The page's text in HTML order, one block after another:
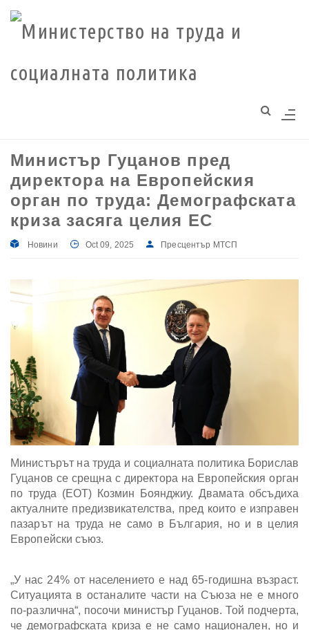
внимание:
достъпност.
Министър Гуцанов пред
директора на Европейския
орган по труда: Демографската
криза засяга целия ЕС
Новини Oct 09, 2025 Пресцентър МТСП
Министърът на труда и социалната политика Борислав
Гуцанов се срещна с директора на Европейския орган
по труда (ЕОТ) Козмин Боянджиу. Двамата обсъдиха
актуалните предизвикателства, пред които е изправен
пазарът на труда не само в България, но и в целия
Европейски съюз.
„У нас 24% от населението е над 65-годишна възраст.
Ситуацията в останалите части на Съюза не е много
по-различна“, посочи министър Гуцанов. Той подчерта,
че демографската криза е не само национален, но и